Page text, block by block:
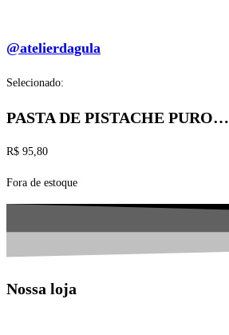
@atelierdagula
Selecionado:
PASTA DE PISTACHE PURO…
R$ 95,80
Fora de estoque
Nossa loja